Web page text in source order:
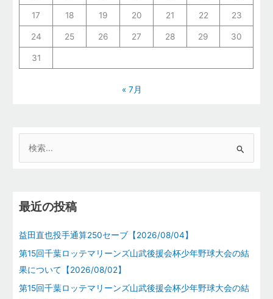
17 18 19 20 21 22 23
24 25 26 27 28 29 30
31
« 7月
象
最近の投稿
益田直也投手通算250セーブ【2026/08/04】
第15回千葉ロッテマリーンズ山武後援会杯少年野球大会の結
果について【2026/08/02】
第15回千葉ロッテマリーンズ山武後援会杯少年野球大会の結